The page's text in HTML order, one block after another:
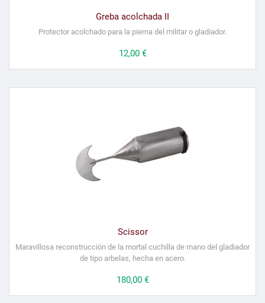
Greba acolchada II
Protector acolchado para la pierna del militar o gladiador.
Precio
12,00 €
Scissor
Maravillosa reconstrucción de la mortal cuchilla de mano del gladiador
de tipo arbelas, hecha en acero.
Precio
180,00 €